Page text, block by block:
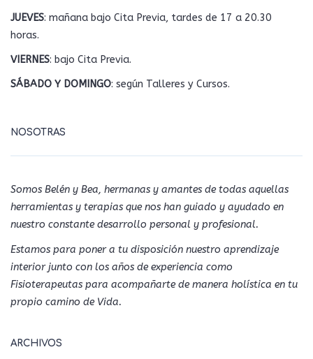
JUEVES: mañana bajo Cita Previa, tardes de 17 a 20.30
horas.
VIERNES: bajo Cita Previa.
SÁBADO Y DOMINGO: según Talleres y Cursos.
NOSOTRAS
Somos Belén y Bea, hermanas y amantes de todas aquellas
herramientas y terapias que nos han guiado y ayudado en
nuestro constante desarrollo personal y profesional.
Estamos para poner a tu disposición nuestro aprendizaje
interior junto con los años de experiencia como
Fisioterapeutas para acompañarte de manera holística en tu
propio camino de Vida.
ARCHIVOS